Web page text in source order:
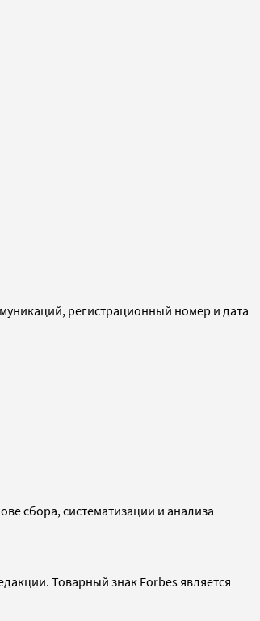
регистрационный номер и дата
сбора, систематизации и анализа
Товарный знак Forbes является